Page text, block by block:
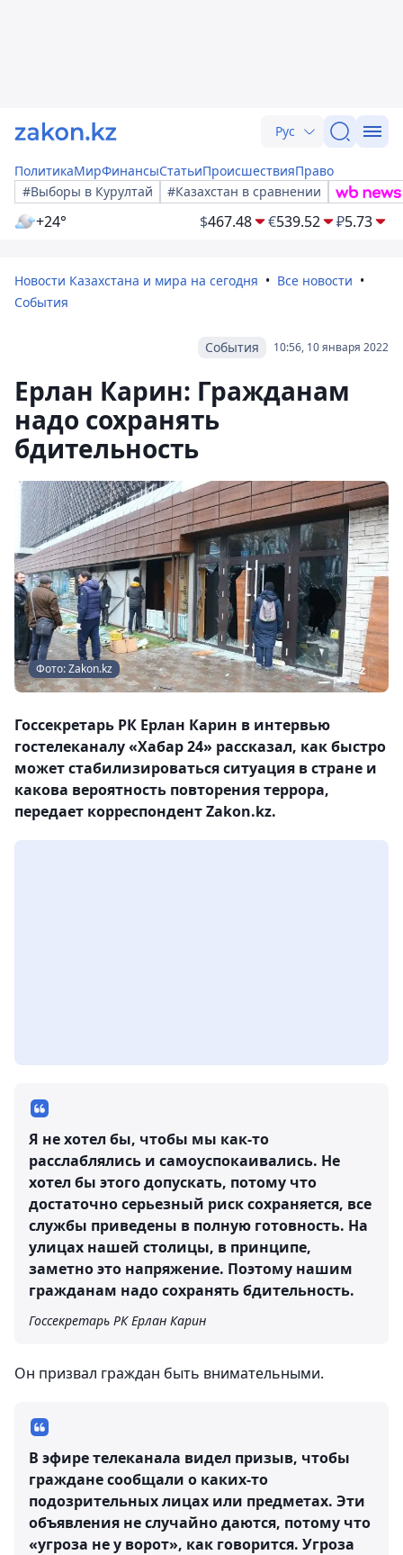
Рус
ПолитикаМирФинансыСтатьиПроисшествияПраво
#Выборы в Курултай
#Казахстан в сравнении
+24° $467.48 €539.52 ₽5.73
Новости Казахстана и мира на сегодня
Все новости
События
10:56, 10 января 2022
События
Ерлан Карин: Гражданам
надо сохранять
бдительность
Фото: Zakon.kz
Госсекретарь РК Ерлан Карин в интервью
гостелеканалу «Хабар 24» рассказал, как быстро
может стабилизироваться ситуация в стране и
какова вероятность повторения террора,
передает корреспондент Zakon.kz.
Я не хотел бы, чтобы мы как-то
расслаблялись и самоуспокаивались. Не
хотел бы этого допускать, потому что
достаточно серьезный риск сохраняется, все
службы приведены в полную готовность. На
улицах нашей столицы, в принципе,
заметно это напряжение. Поэтому нашим
гражданам надо сохранять бдительность.
Госсекретарь РК Ерлан Карин
Он призвал граждан быть внимательными.
В эфире телеканала видел призыв, чтобы
граждане сообщали о каких-то
подозрительных лицах или предметах. Эти
объявления не случайно даются, потому что
«угроза не у ворот», как говорится. Угроза